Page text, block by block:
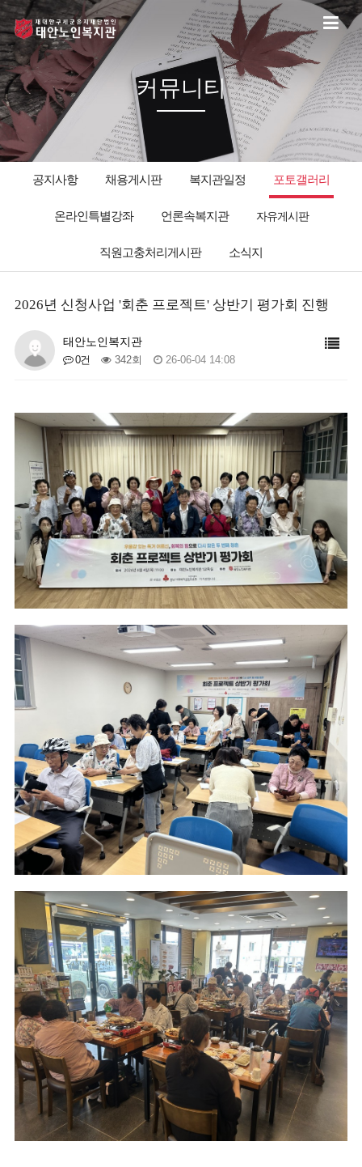
커뮤니티
공지사항 채용게시판 복지관일정 포토갤러리
온라인특별강좌 언론속복지관 자유게시판
직원고충처리게시판 소식지
2026년 신청사업 '회춘 프로젝트' 상반기 평가회 진행
태안노인복지관
0건 342회 26-06-04 14:08